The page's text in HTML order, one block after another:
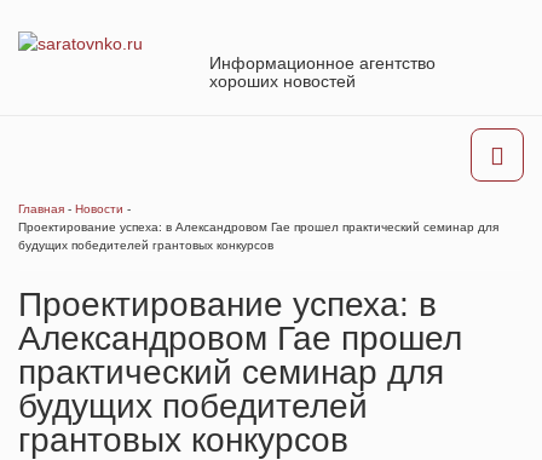
Информационное агентство
хороших новостей
Главная - Новости -
Проектирование успеха: в Александровом Гае прошел практический семинар для
будущих победителей грантовых конкурсов
Проектирование успеха: в
Александровом Гае прошел
практический семинар для
будущих победителей
грантовых конкурсов